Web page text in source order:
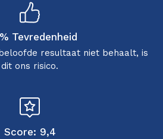
Tevredenheid
resultaat niet behaalt, is
dit ons risico.
Score: 9,4